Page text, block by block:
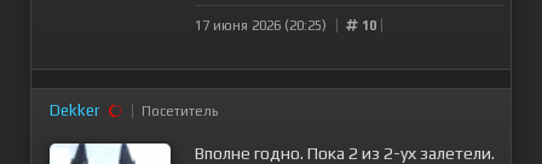
17 июня 2026 (20:25) 10
Dekker Посетитель
Вполне годно. Пока 2 из 2-ух залетели.